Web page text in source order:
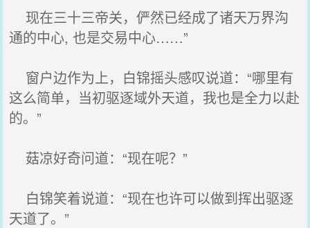
现在三十三帝关，俨然已经成了诸天万界沟
通的中心, 也是交易中心……”
窗户边作为上，白锦摇头感叹说道：“哪里有
这么简单，当初驱逐域外天道，我也是全力以赴
的。”
菇凉好奇问道：“现在呢？”
白锦笑着说道：“现在也许可以做到挥出驱逐
天道了。”